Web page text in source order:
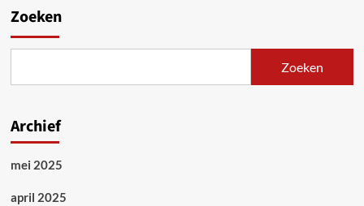
Zoeken
Zoeken
Archief
mei 2025
april 2025